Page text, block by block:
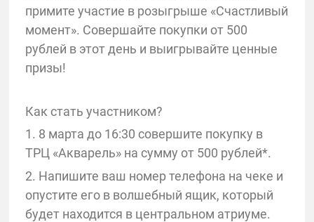
примите участие в розыгрыше «Счастливый
момент». Совершайте покупки от 500
рублей в этот день и выигрывайте ценные
призы!
Как стать участником?
1. 8 марта до 16:30 совершите покупку в
ТРЦ «Акварель» на сумму от 500 рублей*.
2. Напишите ваш номер телефона на чеке и
опустите его в волшебный ящик, который
будет находится в центральном атриуме.